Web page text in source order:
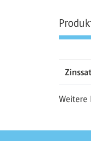
Weitere